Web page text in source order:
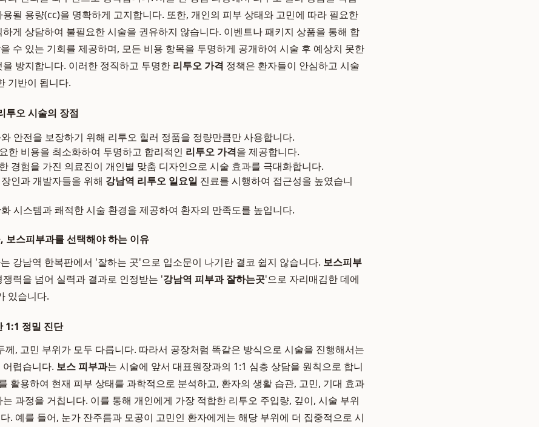
될 용량(cc)을 명확하게 고지합니다. 또한, 개인의 피부 상태와 고민에 따라 필요한
게 상담하여 불필요한 시술을 권유하지 않습니다. 이벤트나 패키지 상품을 통해 합
수 있는 기회를 제공하며, 모든 비용 항목을 투명하게 공개하여 시술 후 예상치 못한
방지합니다. 이러한 정직하고 투명한 리투오 가격 정책은 환자들이 안심하고 시술
기반이 됩니다.
투오 시술의 장점
안전을 보장하기 위해 리투오 힐러 정품을 정량만큼만 사용합니다.
한 비용을 최소화하여 투명하고 합리적인 리투오 가격을 제공합니다.
경험을 가진 의료진이 개인별 맞춤 디자인으로 시술 효과를 극대화합니다.
인과 개발자들을 위해 강남역 리투오 일요일 진료를 시행하여 접근성을 높였습니
시스템과 쾌적한 시술 환경을 제공하여 환자의 만족도를 높입니다.
보스피부과를 선택해야 하는 이유
강남역 한복판에서 '잘하는 곳'으로 입소문이 나기란 결코 쉽지 않습니다. 보스피부
력을 넘어 실력과 결과로 인정받는 '강남역 피부과 잘하는곳'으로 자리매김한 데에
있습니다.
1:1 정밀 진단
께, 고민 부위가 모두 다릅니다. 따라서 공장처럼 똑같은 방식으로 시술을 진행해서는
렵습니다. 보스 피부과는 시술에 앞서 대표원장과의 1:1 심층 상담을 원칙으로 합니
활용하여 현재 피부 상태를 과학적으로 분석하고, 환자의 생활 습관, 고민, 기대 효과
과정을 거칩니다. 이를 통해 개인에게 가장 적합한 리투오 주입량, 깊이, 시술 부위
. 예를 들어, 눈가 잔주름과 모공이 고민인 환자에게는 해당 부위에 더 집중적으로 시